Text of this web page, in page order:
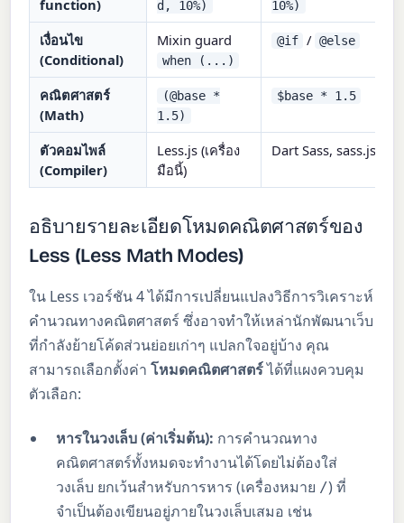
function)
d, 10%)
10%)
เงื่อนไข
(Conditional)
Mixin guard
when (...)
@if / @else
คณิตศาสตร์
(Math)
(@base *
1.5)
$base * 1.5
ตัวคอมไพล์
(Compiler)
Less.js (เครื่อง
มือนี้)
Dart Sass, sass.js
อธิบายรายละเอียดโหมดคณิตศาสตร์ของ
Less (Less Math Modes)
ใน Less เวอร์ชัน 4 ได้มีการเปลี่ยนแปลงวิธีการวิเคราะห์
คำนวณทางคณิตศาสตร์ ซึ่งอาจทำให้เหล่านักพัฒนาเว็บ
ที่กำลังย้ายโค้ดส่วนย่อยเก่าๆ แปลกใจอยู่บ้าง คุณ
สามารถเลือกตั้งค่าโหมดคณิตศาสตร์ได้ที่แผงควบคุม
ตัวเลือก:
หารในวงเล็บ (ค่าเริ่มต้น): การคำนวณทาง
คณิตศาสตร์ทั้งหมดจะทำงานได้โดยไม่ต้องใส่
วงเล็บ ยกเว้นสำหรับการหาร (เครื่องหมาย /) ที่
จำเป็นต้องเขียนอยู่ภายในวงเล็บเสมอ เช่น